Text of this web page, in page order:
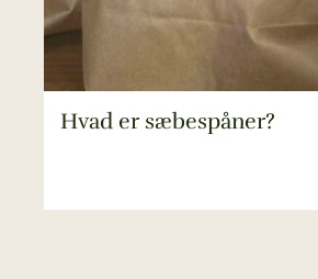
Hvad er sæbespåner?